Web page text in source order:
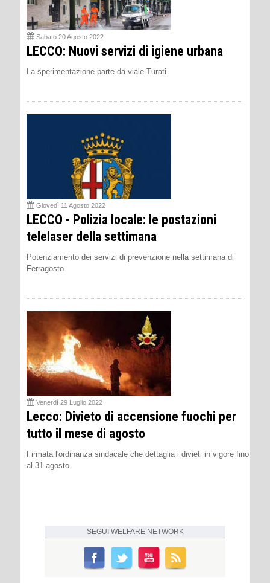
Sabato 20 Agosto 2022
LECCO: Nuovi servizi di igiene urbana
La sperimentazione parte da viale Turati
Giovedì 11 Agosto 2022
LECCO - Polizia locale: le postazioni
telelaser della settimana
Potenziamento dei servizi di prevenzione nella settimana di
Ferragosto
Venerdì 29 Luglio 2022
Lecco: Divieto di accensione fuochi per
tutto il mese di agosto
Firmata l'ordinanza sindacale che dettaglia i divieti in vigore fino
al 31 agosto
SEGUI WELFARE NETWORK